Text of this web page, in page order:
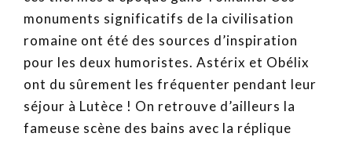
monuments significatifs de la civilisation
romaine ont été des sources d’inspiration
pour les deux humoristes. Astérix et Obélix
ont du sûrement les fréquenter pendant leur
séjour à Lutèce ! On retrouve d’ailleurs la
fameuse scène des bains avec la réplique